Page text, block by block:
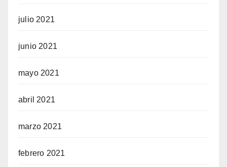
julio 2021
junio 2021
mayo 2021
abril 2021
marzo 2021
febrero 2021